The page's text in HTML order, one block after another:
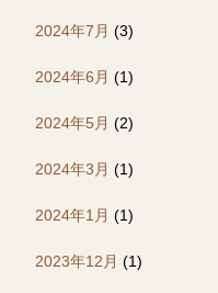
2024年7月 (3)
2024年6月 (1)
2024年5月 (2)
2024年3月 (1)
2024年1月 (1)
2023年12月 (1)